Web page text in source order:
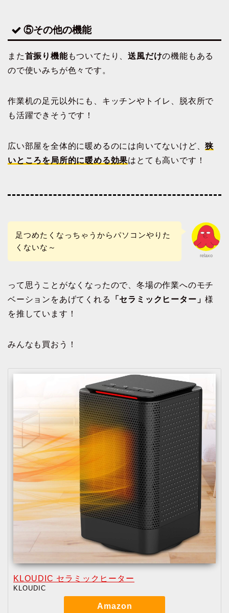
⑤その他の機能
また首振り機能もついてたり、送風だけの機能もある
ので使いみちが色々です。
作業机の足元以外にも、キッチンやトイレ、脱衣所で
も活躍できそうです！
広い部屋を全体的に暖めるのには向いてないけど、狭
いところを局所的に暖める効果はとても高いです！
relaxo
足つめたくなっちゃうからパソコンやりた
くないな～
って思うことがなくなったので、冬場の作業へのモチ
ベーションをあげてくれる
「セラミックヒーター」様
を推しています！
みんなも買おう！
KLOUDIC セラミックヒーター
KLOUDIC
Amazon